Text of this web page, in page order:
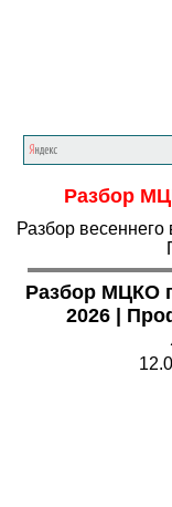
Разбор
Разбор
Разбор МЦКО
2026